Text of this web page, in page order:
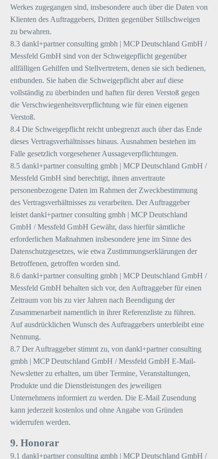
Werkes zugegangen sind, insbesondere auch über die Daten von
Klienten des Auftraggebers, Dritten gegenüber Stillschweigen
zu bewahren.
8.3 dankl+partner consulting gmbh | MCP Deutschland GmbH /
Messfeld GmbH sind von der Schweigepflicht gegenüber
allfälligen Gehilfen und Stellvertretern, denen sie sich bedienen,
entbunden. Sie haben die Schweigepflicht aber auf diese
vollständig zu überbinden und haften für deren Verstoß gegen
die Verschwiegenheitsverpflichtung wie für einen eigenen
Verstoß.
8.4 Die Schweigepflicht reicht unbegrenzt auch über das Ende
dieses Vertragsverhältnisses hinaus. Ausnahmen bestehen im
Falle gesetzlich vorgesehener Aussageverpflichtungen.
8.5 dankl+partner consulting gmbh | MCP Deutschland GmbH /
Messfeld GmbH sind berechtigt, ihnen anvertraute
personenbezogene Daten im Rahmen der Zweckbestimmung
des Vertragsverhältnisses zu verarbeiten. Der Auftraggeber
leistet dankl+partner consulting gmbh | MCP Deutschland
GmbH / Messfeld GmbH Gewähr, dass hierfür sämtliche
erforderlichen Maßnahmen insbesondere jene im Sinne des
Datenschutzgesetzes, wie etwa Zustimmungserklärungen der
Betroffenen, getroffen worden sind.
8.6 dankl+partner consulting gmbh | MCP Deutschland GmbH /
Messfeld GmbH behalten sich vor, den Auftraggeber für einen
Zeitraum von bis zu vier Jahren nach Beendigung der
Zusammenarbeit namentlich in ihrer Referenzliste zu führen.
Auf ausdrücklichen Wunsch des Auftraggebers unterbleibt eine
Nennung.
8.7 Der Auftraggeber stimmt zu, von dankl+partner consulting
gmbh | MCP Deutschland GmbH / Messfeld GmbH E-Mail-
Newsletter zu erhalten, um über Termine, Veranstaltungen,
Produkte und die Dienstleistungen des jeweiligen
Unternehmens informiert zu werden. Die E-Mail Zusendung
kann jederzeit kostenlos und ohne Angabe von Gründen
widerrufen werden.
9. Honorar
9.1 dankl+partner consulting gmbh | MCP Deutschland GmbH /